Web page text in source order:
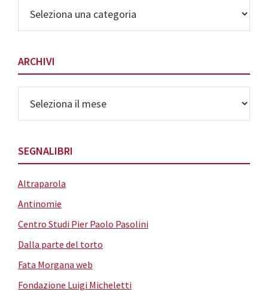
delle
Categorie
ARCHIVI
SEGNALIBRI
Altraparola
Antinomie
Centro Studi Pier Paolo Pasolini
Dalla parte del torto
Fata Morgana web
Fondazione Luigi Micheletti